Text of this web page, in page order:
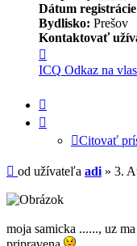
Dátum
Bydlisko: Prešov
Kontaktovať
informácie
užívateľa
adi
ICQ Odkaz na
Citovať
Príspevok
od užívateľa adi » 3.
moja samicka ......, uz